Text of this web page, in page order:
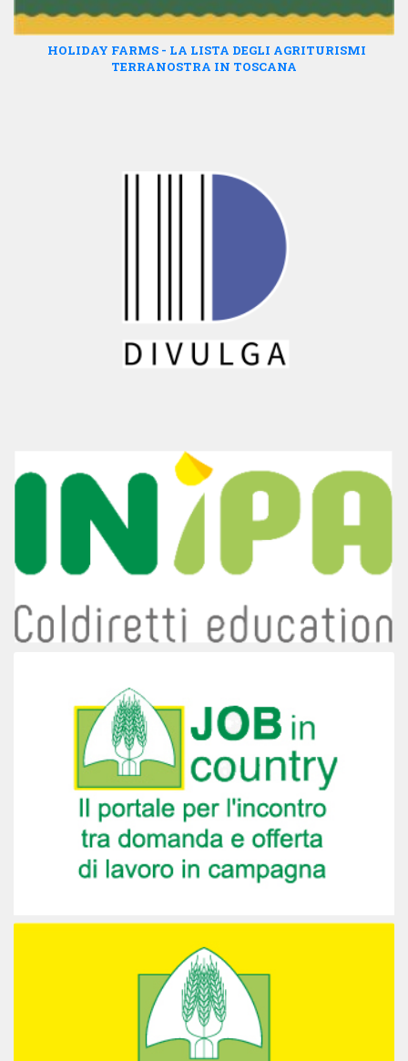
HOLIDAY FARMS - LA LISTA DEGLI AGRITURISMI
TERRANOSTRA IN TOSCANA